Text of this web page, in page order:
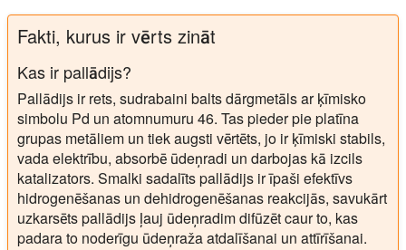
Fakti, kurus ir vērts zināt
Kas ir pallādijs?
Pallādijs ir rets, sudrabaini balts dārgmetāls ar ķīmisko
simbolu Pd un atomnumuru 46. Tas pieder pie platīna
grupas metāliem un tiek augsti vērtēts, jo ir ķīmiski stabils,
vada elektrību, absorbē ūdeņradi un darbojas kā izcils
katalizators. Smalki sadalīts pallādijs ir īpaši efektīvs
hidrogenēšanas un dehidrogenēšanas reakcijās, savukārt
uzkarsēts pallādijs ļauj ūdeņradim difūzēt caur to, kas
padara to noderīgu ūdeņraža atdalīšanai un attīrīšanai.